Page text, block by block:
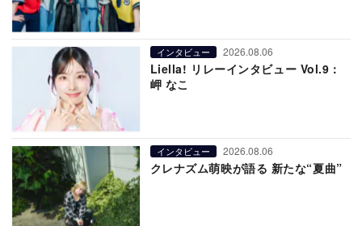
インタビュー 2026.08.06
Liella! リレーインタビュー Vol.9：
岬 なこ
インタビュー 2026.08.06
クレナズム萌映が語る 新たな“夏曲”